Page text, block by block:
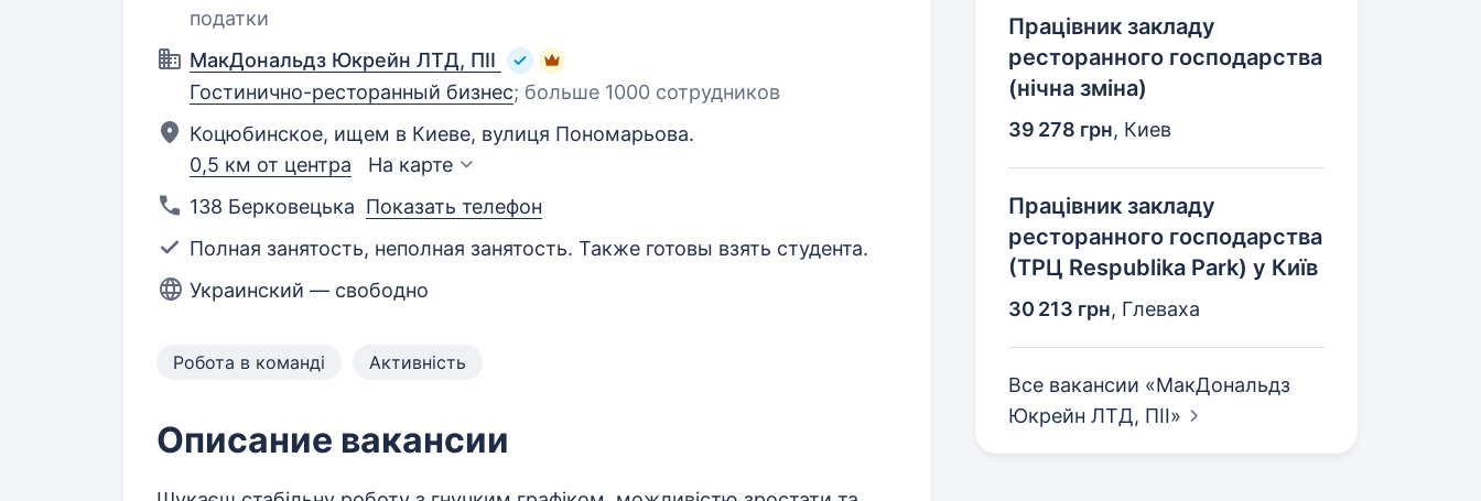
податки
МакДональдз Юкрейн ЛТД, ПІІ
Гостинично-ресторанный бизнес; больше 1000 сотрудников
Коцюбинское, ищем в Киеве, вулиця Пономарьова.
0,5 км от центра
На карте
138 Берковецька Показать телефон
Полная занятость, неполная занятость. Также готовы взять студента.
Украинский — свободно
Робота в команді Активність
Описание вакансии
Працівник закладу
ресторанного господарства
(нічна зміна)
39 278 грн, Киев
Працівник закладу
ресторанного господарства
(ТРЦ Respublika Park) у Київ
30 213 грн, Глеваха
Все вакансии «МакДональдз
Юкрейн ЛТД, ПІІ»